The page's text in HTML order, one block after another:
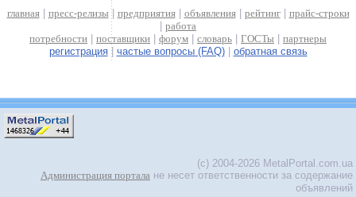
главная| пресс-релизы | предприятия| объявления| рейтинг| прайс-строки
работа
потребности
поставщики форум словарь ГОСТы
партнеры
регистрация| частые вопросы (FAQ)| обратная связь
(c) 2004-2026 MetalPortal.com.ua
Администрация портала не несет ответственности за содержание
объявлений